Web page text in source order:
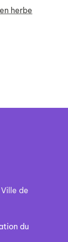
herbe
de